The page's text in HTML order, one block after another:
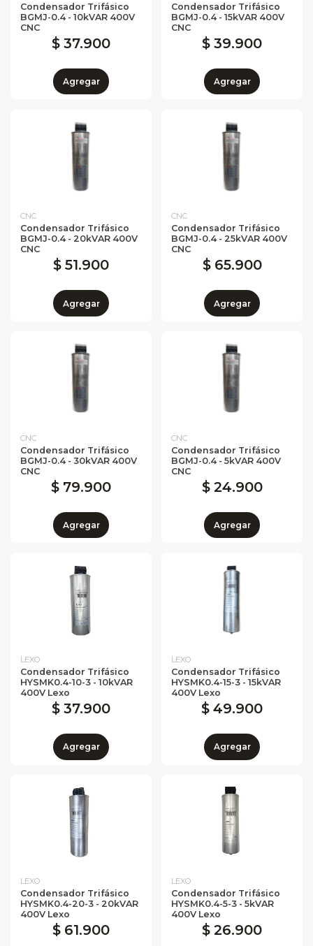
Condensador Trifásico
BGMJ-0.4 - 10kVAR 400V
CNC
$ 37.900
Agregar
Condensador Trifásico
BGMJ-0.4 - 15kVAR 400V
CNC
$ 39.900
Agregar
CNC
Condensador Trifásico
BGMJ-0.4 - 20kVAR 400V
CNC
$ 51.900
Agregar
CNC
Condensador Trifásico
BGMJ-0.4 - 25kVAR 400V
CNC
$ 65.900
Agregar
CNC
Condensador Trifásico
BGMJ-0.4 - 30kVAR 400V
CNC
$ 79.900
Agregar
CNC
Condensador Trifásico
BGMJ-0.4 - 5kVAR 400V
CNC
$ 24.900
Agregar
LEXO
Condensador Trifásico
HYSMK0.4-10-3 - 10kVAR
400V Lexo
$ 37.900
Agregar
LEXO
Condensador Trifásico
HYSMK0.4-15-3 - 15kVAR
400V Lexo
$ 49.900
Agregar
LEXO
Condensador Trifásico
HYSMK0.4-20-3 - 20kVAR
400V Lexo
$ 61.900
LEXO
Condensador Trifásico
HYSMK0.4-5-3 - 5kVAR
400V Lexo
$ 26.900